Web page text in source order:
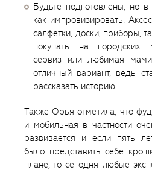
Будьте подготовлены, но
как импровизировать.
салфетки, доски, приборы,
покупать на городских
сервиз или любимая
отличный вариант, ведь
рассказать историю.
Также Орья отметила, что
и мобильная в частности
развивается и если пять
было представить себе
плане, то сегодня любые